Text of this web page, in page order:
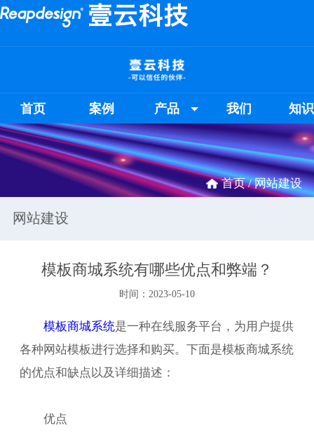
首页 案例 产品 我们 知
首页 /网站建设
网站建设
模板商城系统有哪些优点和弊端？
时间：2023-05-10
模板商城系统是一种在线服务平台，为用户提供
各种网站模板进行选择和购买。下面是模板商城系统
的优点和缺点以及详细描述：
优点